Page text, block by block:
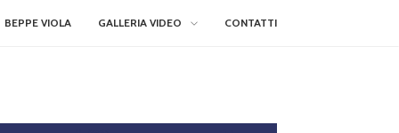
BEPPE VIOLA GALLERIA VIDEO CONTATTI